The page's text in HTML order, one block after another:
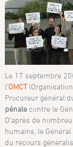
Le 17 septembre
l’OMCT
Procureur général
pénale contre le
D’après de
humains, le
du recours